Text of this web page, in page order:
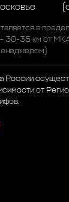
в
30-35 км от
России
от